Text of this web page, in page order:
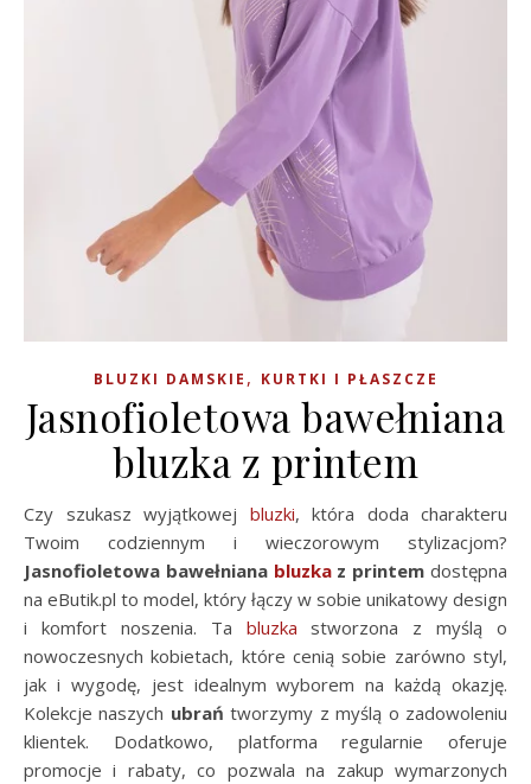
BLUZKI DAMSKIE , KURTKI I PŁASZCZE
Jasnofioletowa bawełniana
bluzka z printem
Czy szukasz wyjątkowej bluzki, która doda charakteru
Twoim codziennym i wieczorowym stylizacjom?
Jasnofioletowa bawełniana bluzkaz printem dostępna
na eButik.pl to model, który łączy w sobie unikatowy design
i komfort noszenia. Ta bluzka stworzona z myślą o
nowoczesnych kobietach, które cenią sobie zarówno styl,
jak i wygodę, jest idealnym wyborem na każdą okazję.
Kolekcje naszych ubrań tworzymy z myślą o zadowoleniu
klientek. Dodatkowo, platforma regularnie oferuje
promocje i rabaty, co pozwala na zakup wymarzonych